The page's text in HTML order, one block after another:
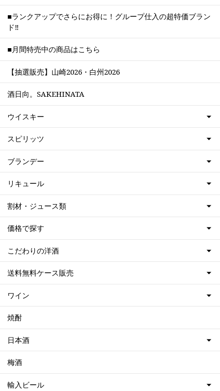
■ランクアップでさらにお得に！グループ仕入の超特価ブラン
ド‼
■月間特売中の商品はこちら
【抽選販売】山崎2026・白州2026
酒日向。SAKEHINATA
ウイスキー
スピリッツ
ブランデー
リキュール
割材・ジュース類
価格で探す
こだわりの洋酒
送料無料ケース販売
ワイン
焼酎
日本酒
梅酒
輸入ビール